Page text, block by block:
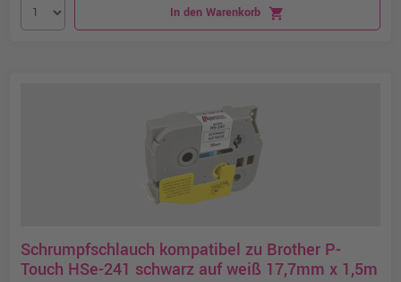
In den Warenkorb shopping_cart
Schrumpfschlauch kompatibel zu Brother P-
Touch HSe-241 schwarz auf weiß 17,7mm x 1,5m